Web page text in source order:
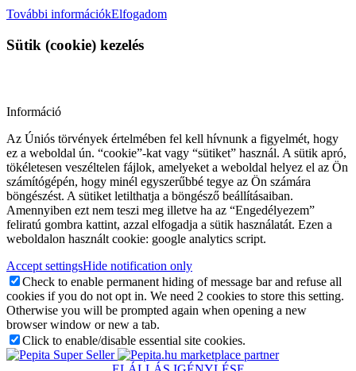
További információkElfogadom
Sütik (cookie) kezelés
Információ
Az Úniós törvények értelmében fel kell hívnunk a figyelmét, hogy
ez a weboldal ún. “cookie”-kat vagy “sütiket” használ. A sütik apró,
tökéletesen veszéltelen fájlok, amelyeket a weboldal helyez el az Ön
számítógépén, hogy minél egyszerűbbé tegye az Ön számára
böngészést. A sütiket letilthatja a böngésző beállításaiban.
Amennyiben ezt nem teszi meg illetve ha az “Engedélyezem”
feliratú gombra kattint, azzal elfogadja a sütik használatát. Ezen a
weboldalon használt cookie: google analytics script.
Accept settingsHide notification only
Check to enable permanent hiding of message bar and refuse all
cookies if you do not opt in. We need 2 cookies to store this setting.
Otherwise you will be prompted again when opening a new
browser window or new a tab.
Click to enable/disable essential site cookies.
marketplace partner